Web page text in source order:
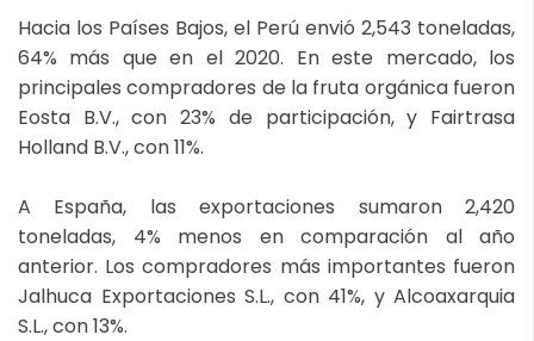
Hacia los Países Bajos, el Perú envió 2,543 toneladas,
64% más que en el 2020. En este mercado, los
principales compradores de la fruta orgánica fueron
Eosta B.V., con 23% de participación, y Fairtrasa
Holland B.V., con 11%.
A España, las exportaciones sumaron 2,420
toneladas, 4% menos en comparación al año
anterior. Los compradores más importantes fueron
Jalhuca Exportaciones S.L., con 41%, y Alcoaxarquia
S.L., con 13%.